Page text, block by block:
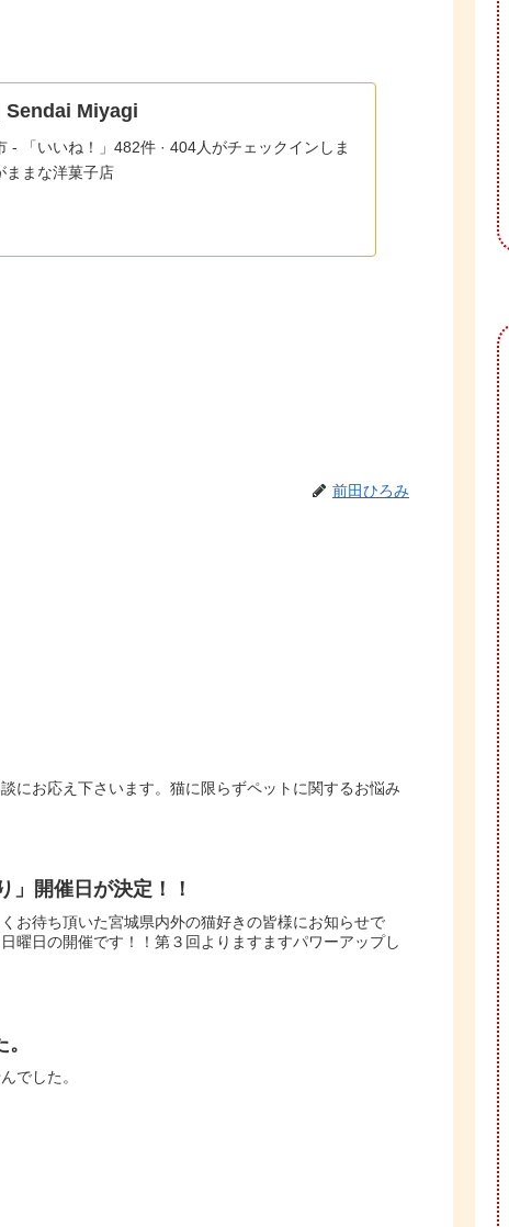
Sendai Miyagi
- 「いいね！」482件 · 404人がチェックインしま
ままな洋菓子店
前田ひろみ
にお応え下さいます。猫に限らずペットに関するお悩み
」開催日が決定！！
お待ち頂いた宮城県内外の猫好きの皆様にお知らせで
曜日の開催です！！第３回よりますますパワーアップし
でした。